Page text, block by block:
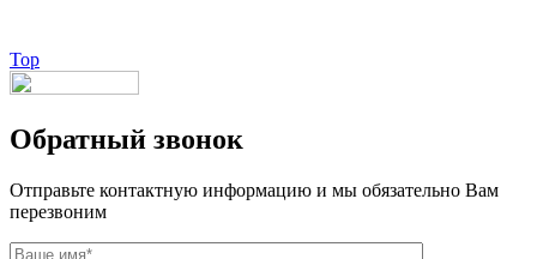
Top
Обратный звонок
Отправьте контактную информацию и мы обязательно Вам
перезвоним